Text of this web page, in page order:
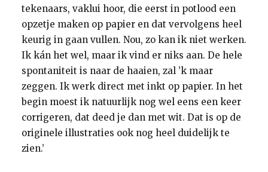
tekenaars, vaklui hoor, die eerst in potlood een
opzetje maken op papier en dat vervolgens heel
keurig in gaan vullen. Nou, zo kan ik niet werken.
Ik kán het wel, maar ik vind er niks aan. De hele
spontaniteit is naar de haaien, zal ’k maar
zeggen. Ik werk direct met inkt op papier. In het
begin moest ik natuurlijk nog wel eens een keer
corrigeren, dat deed je dan met wit. Dat is op de
originele illustraties ook nog heel duidelijk te
zien.’